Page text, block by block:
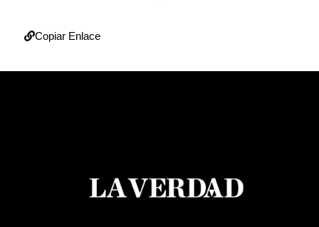
Copiar Enlace